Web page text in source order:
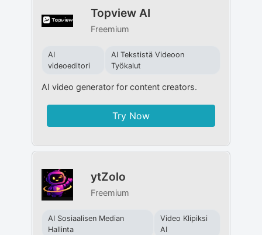
Topview AI
Freemium
AI
videoeditori
AI Tekstistä Videoon
Työkalut
AI video generator for content creators.
Try Now
ytZolo
Freemium
AI Sosiaalisen Median
Hallinta
Video Klipiksi
AI